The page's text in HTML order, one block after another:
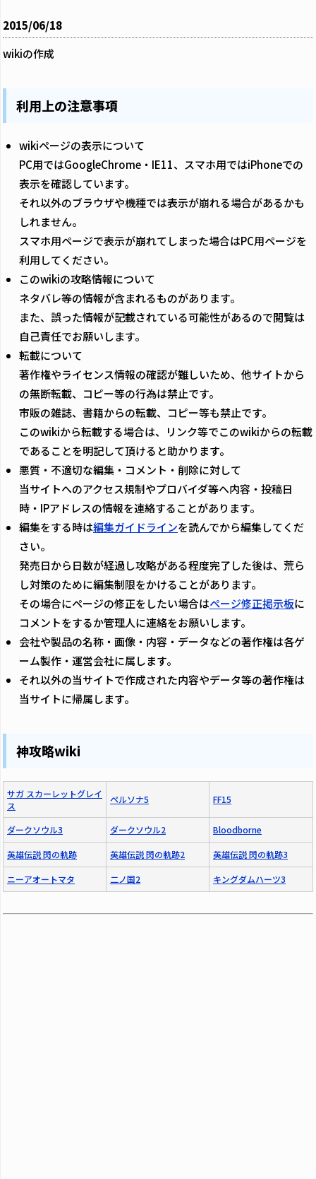
2015/06/18
wikiの作成
利用上の注意事項
wikiページの表示について
PC用ではGoogleChrome・IE11、スマホ用ではiPhoneでの
表示を確認しています。
それ以外のブラウザや機種では表示が崩れる場合があるかも
しれません。
スマホ用ページで表示が崩れてしまった場合はPC用ページを
利用してください。
このwikiの攻略情報について
ネタバレ等の情報が含まれるものがあります。
また、誤った情報が記載されている可能性があるので閲覧は
自己責任でお願いします。
転載について
著作権やライセンス情報の確認が難しいため、他サイトから
の無断転載、コピー等の行為は禁止です。
市販の雑誌、書籍からの転載、コピー等も禁止です。
このwikiから転載する場合は、リンク等でこのwikiからの転載
であることを明記して頂けると助かります。
悪質・不適切な編集・コメント・削除に対して
当サイトへのアクセス規制やプロバイダ等へ内容・投稿日
時・IPアドレスの情報を連絡することがあります。
編集をする時は編集ガイドラインを読んでから編集してくだ
さい。
発売日から日数が経過し攻略がある程度完了した後は、荒ら
し対策のために編集制限をかけることがあります。
その場合にページの修正をしたい場合はページ修正掲示板に
コメントをするか管理人に連絡をお願いします。
会社や製品の名称・画像・内容・データなどの著作権は各ゲ
ーム製作・運営会社に属します。
それ以外の当サイトで作成された内容やデータ等の著作権は
当サイトに帰属します。
神攻略wiki
サガ スカーレットグレイ
ス
ペルソナ5 FF15
ダークソウル3 ダークソウル2 Bloodborne
英雄伝説 閃の軌跡 英雄伝説 閃の軌跡2 英雄伝説 閃の軌跡3
ニーアオートマタ 二ノ国2 キングダムハーツ3